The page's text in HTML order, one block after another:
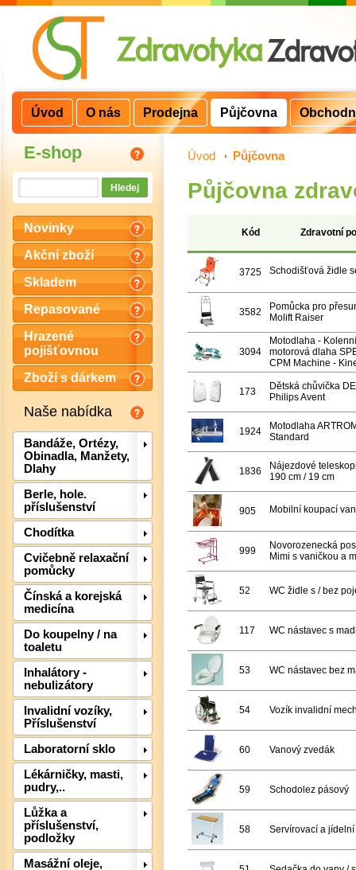
E-shop
Novinky
Akční zboží
Skladem
Repasované
Hrazené
pojišťovnou
Zboží s dárkem
Naše nabídka
Bandáže, Ortézy,
Obinadla, Manžety,
Dlahy
Berle, hole.
příslušenství
Chodítka
Cvičebně relaxační
pomůcky
Čínská a korejská
medicína
Do koupelny / na
toaletu
Inhalátory -
nebulizátory
Invalidní vozíky,
Příslušenství
Laboratorní sklo
Lékárničky, masti,
pudry,..
Lůžka a
příslušenství,
podložky
Masážní oleje,
Úvod > Půjčovna
Půjčovna
Kód Zdravotní
3725 Schodišťová židle
3582
Pomůcka pro
Molift Raiser
3094
Motodlaha - Kolenní
motorová dlaha
CPM Machine -
173
Dětská chůvička
Philips Avent
1924
Motodlaha
Standard
1836
Nájezdové
190 cm / 19 cm
905 Mobilní koupací
999
Novorozenecká
Mimi s vaničkou a
52 WC židle s / bez
117 WC nástavec s
53 WC nástavec bez
54 Vozík invalidní
60 Vanový zvedák
59 Schodolez pásový
58 Servírovací a
Úvod O nás Prodejna Půjčovna